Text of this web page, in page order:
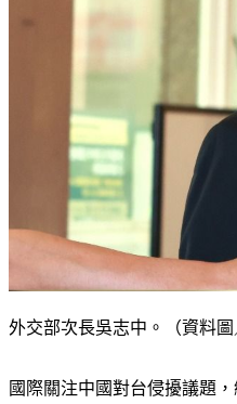
威脅提出「國安17條」對策